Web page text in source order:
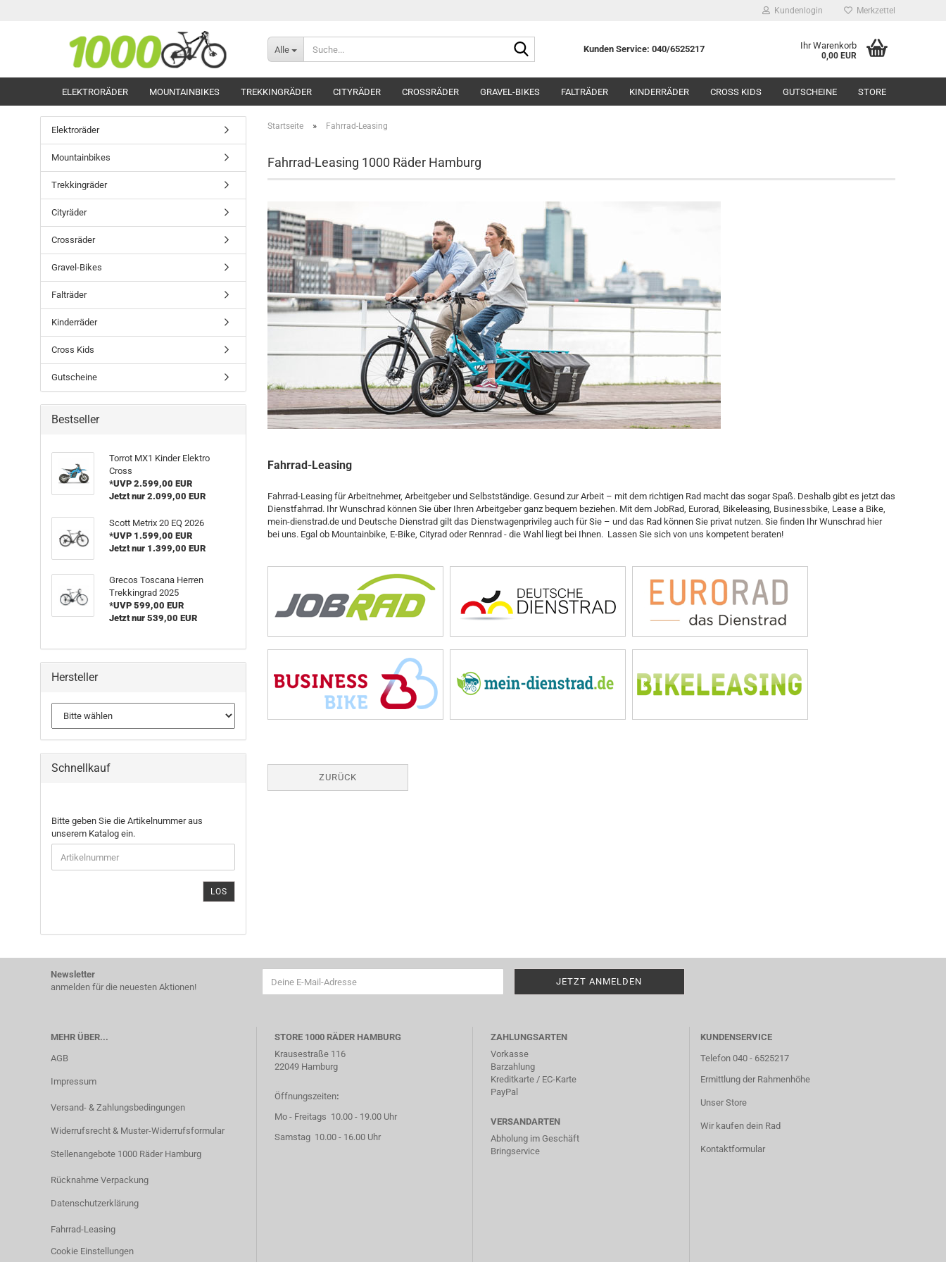
Kundenlogin Merkzettel
Alle Kunden Service: 040/6525217 Ihr Warenkorb
0,00 EUR
ELEKTRORÄDER MOUNTAINBIKES TREKKINGRÄDER CITYRÄDER CROSSRÄDER GRAVEL-BIKES FALTRÄDER KINDERRÄDER CROSS KIDS GUTSCHEINE STORE
Startseite » Fahrrad-Leasing
Fahrrad-Leasing 1000 Räder Hamburg
Fahrrad-Leasing
Fahrrad-Leasing für Arbeitnehmer, Arbeitgeber und Selbstständige. Gesund zur Arbeit – mit dem richtigen Rad macht das sogar Spaß. Deshalb gibt es jetzt das
Dienstfahrrad. Ihr Wunschrad können Sie über Ihren Arbeitgeber ganz bequem beziehen. Mit dem JobRad, Eurorad, Bikeleasing, Businessbike, Lease a Bike,
mein-dienstrad.de und Deutsche Dienstrad gilt das Dienstwagenprivileg auch für Sie – und das Rad können Sie privat nutzen. Sie finden Ihr Wunschrad hier
bei uns. Egal ob Mountainbike, E-Bike, Cityrad oder Rennrad - die Wahl liegt bei Ihnen. Lassen Sie sich von uns kompetent beraten!
ZURÜCK
Elektroräder
Mountainbikes
Trekkingräder
Cityräder
Crossräder
Gravel-Bikes
Falträder
Kinderräder
Cross Kids
Gutscheine
Bestseller
Torrot MX1 Kinder Elektro
Cross
*UVP 2.599,00 EUR
Jetzt nur 2.099,00 EUR
Scott Metrix 20 EQ 2026
*UVP 1.599,00 EUR
Jetzt nur 1.399,00 EUR
Grecos Toscana Herren
Trekkingrad 2025
*UVP 599,00 EUR
Jetzt nur 539,00 EUR
Hersteller
Schnellkauf
BITTE
GEBEN
SIE
DIE
ARTIKELNUMMER
Bitte geben Sie die Artikelnummer aus
unserem Katalog ein.
LOS
Newsletter
anmelden für die neuesten Aktionen!
MEHR ÜBER...
AGB
Impressum
Versand- & Zahlungsbedingungen
Widerrufsrecht & Muster-Widerrufsformular
Stellenangebote 1000 Räder Hamburg
Rücknahme Verpackung
Datenschutzerklärung
Fahrrad-Leasing
Cookie Einstellungen
STORE 1000 RÄDER HAMBURG
Krausestraße 116
22049 Hamburg
Öffnungszeiten:
Mo - Freitags 10.00 - 19.00 Uhr
Samstag 10.00 - 16.00 Uhr
ZAHLUNGSARTEN
Vorkasse
Barzahlung
Kreditkarte / EC-Karte
PayPal
VERSANDARTEN
Abholung im Geschäft
Bringservice
KUNDENSERVICE
Telefon 040 - 6525217
Ermittlung der Rahmenhöhe
Unser Store
Wir kaufen dein Rad
Kontaktformular